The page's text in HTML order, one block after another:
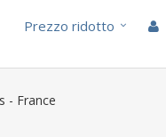
Prezzo ridotto
- France